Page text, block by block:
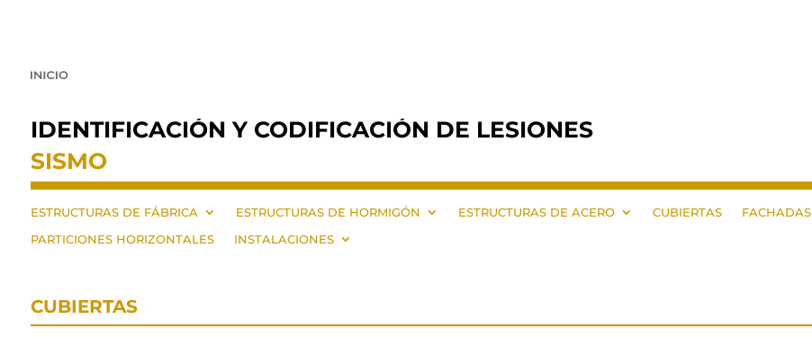
IDENTIFICACIÓN Y CODIFICACIÓN DE LESIONES
SISMO
ESTRUCTURAS DE FÁBRICA ESTRUCTURAS DE HORMIGÓN ESTRUCTURAS DE ACERO CUBIERTAS FACHADAS
PARTICIONES HORIZONTALES
INSTALACIONES
CUBIERTAS